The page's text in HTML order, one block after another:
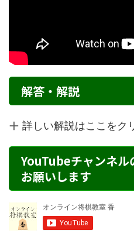
解答・解説
詳しい解説はここをク
YouTubeチャンネル
お願いします